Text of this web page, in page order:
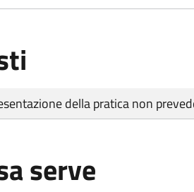
pagamentodella pratica non
serve